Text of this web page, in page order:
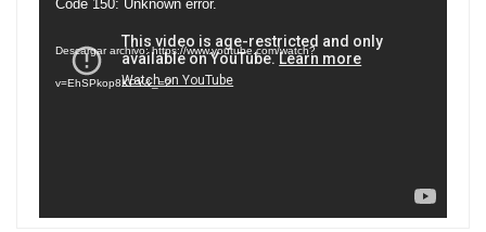
vídeo
Code 150: Unknown error.
Descargar archivo: https://www.youtube.com/watch?
v=EhSPkop8KPY&_=2